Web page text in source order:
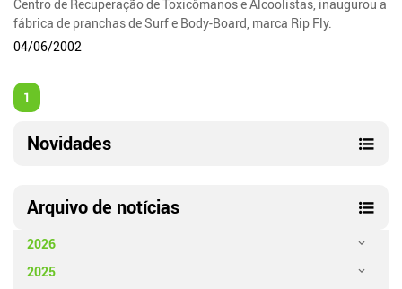
Centro de Recuperação de Toxicômanos e Alcoolistas, inaugurou a
fábrica de pranchas de Surf e Body-Board, marca Rip Fly.
04/06/2002
1
Novidades
Arquivo de notícias
2026
2025